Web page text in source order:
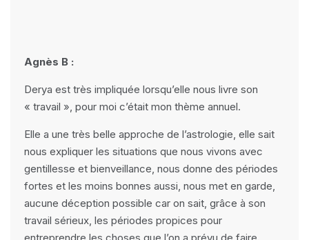
Agnès B :
Derya est très impliquée lorsqu’elle nous livre son
« travail », pour moi c’était mon thème annuel.
Elle a une très belle approche de l’astrologie, elle sait
nous expliquer les situations que nous vivons avec
gentillesse et bienveillance, nous donne des périodes
fortes et les moins bonnes aussi, nous met en garde,
aucune déception possible car on sait, grâce à son
travail sérieux, les périodes propices pour